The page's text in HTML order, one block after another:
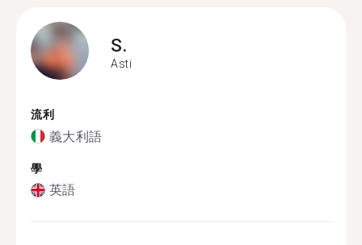
S.
Asti
流利
義大利語
學
英語